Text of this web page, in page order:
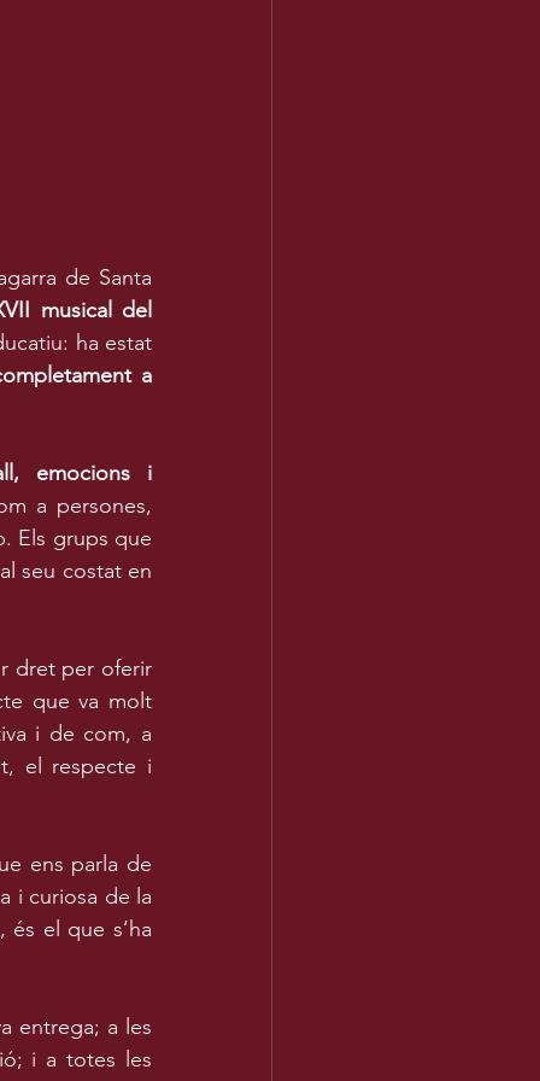
de Santa
musical del
ha estat
a
emocions i
a persones,
Els grups que
seu costat en
dret per oferir
que va molt
i de com, a
el respecte i
ens parla de
i curiosa de la
el que s’ha
entrega; a les
i a totes les